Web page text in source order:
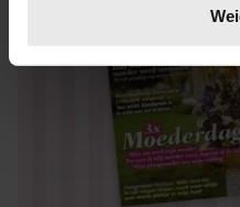
verwerkt en stel uw
intrekken in de
We gebruiken cookies om
personaliseren, om
en om ons websiteverkeer
informatie over uw gebruik